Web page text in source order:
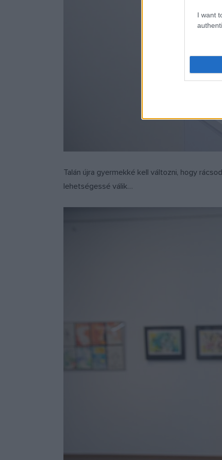
I want
Talán újra gyermekké kell változni, hogy
lehetségessé válik…